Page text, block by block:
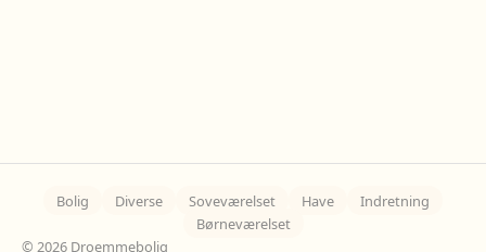
Bolig Diverse Soveværelset Have
Indretning
Børneværelset
© 2026 Droemmebolig